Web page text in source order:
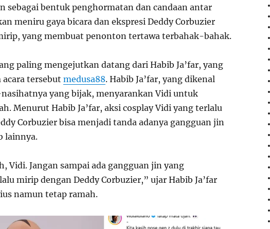
sebagai bentuk penghormatan dan candaan antar
meniru gaya bicara dan ekspresi Deddy Corbuzier
yang membuat penonton tertawa terbahak-bahak.
paling mengejutkan datang dari Habib Ja’far, yang
tersebut medusa88. Habib Ja’far, yang dikenal
yang bijak, menyarankan Vidi untuk
Menurut Habib Ja’far, aksi cosplay Vidi yang terlalu
Corbuzier bisa menjadi tanda adanya gangguan jin
lainnya.
Vidi. Jangan sampai ada gangguan jin yang
mirip dengan Deddy Corbuzier,” ujar Habib Ja’far
namun tetap ramah.